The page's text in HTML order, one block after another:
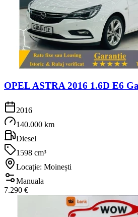
OPEL ASTRA 2016 1.6D E6
2016
140.000 km
Diesel
1598 cm³
Locație: Moinești
Manuala
7.290 €